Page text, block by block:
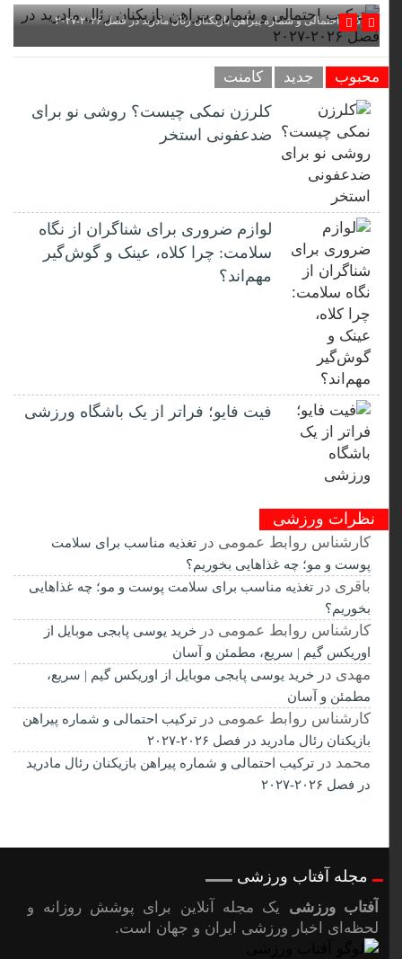
ترکیب احتمالی و شماره پیراهن بازیکنان رئال مادرید در فصل ۲۰۲۶-۲۰۲۷
محبوب جدید کامنت
کلرزن نمکی چیست؟ روشی نو برای
ضدعفونی استخر
لوازم ضروری برای شناگران از نگاه
سلامت: چرا کلاه، عینک و گوش‌گیر
مهم‌اند؟
فیت ‌فایو؛ فراتر از یک باشگاه ورزشی
نظرات ورزشی
کارشناس روابط عمومیدرتغذیه مناسب برای سلامت
پوست و مو؛ چه غذاهایی بخوریم؟
باقری درتغذیه مناسب برای سلامت پوست و مو؛ چه غذاهایی
بخوریم؟
کارشناس روابط عمومیدرخرید یوسی پابجی موبایل از
اوریکس گیم | سریع، مطمئن و آسان
مهدیدرخرید یوسی پابجی موبایل از اوریکس گیم | سریع،
مطمئن و آسان
کارشناس روابط عمومیدرترکیب احتمالی و شماره پیراهن
بازیکنان رئال مادرید در فصل ۲۰۲۶-۲۰۲۷
محمددرترکیب احتمالی و شماره پیراهن بازیکنان رئال مادرید
در فصل ۲۰۲۶-۲۰۲۷
مجله آفتاب ورزشی
آفتاب ورزشییک مجله آنلاین برای پوشش روزانه و
لحظه‌ای اخبار ورزشی ایران و جهان است.